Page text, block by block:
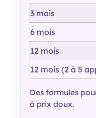
3 mois
6 mois
12 mois
12 mois (2 à 5
Des formules
à prix doux.